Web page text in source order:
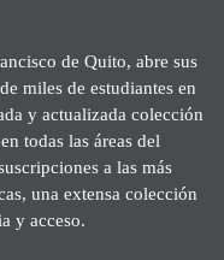
de Quito, abre sus
miles de estudiantes en
y actualizada colección
todas las áreas del
a las más
una extensa colección
y acceso.